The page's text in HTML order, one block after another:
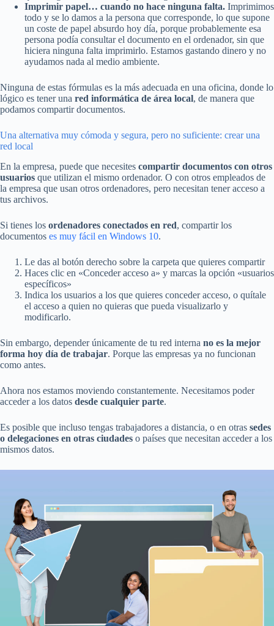
Imprimir papel… cuando no hace ninguna falta. Imprimimos
todo y se lo damos a la persona que corresponde, lo que supone
un coste de papel absurdo hoy día, porque probablemente esa
persona podía consultar el documento en el ordenador, sin que
hiciera ninguna falta imprimirlo. Estamos gastando dinero y no
ayudamos nada al medio ambiente.
Ninguna de estas fórmulas es la más adecuada en una oficina, donde lo
lógico es tener una red informática de área local, de manera que
podamos compartir documentos.
Una alternativa muy cómoda y segura, pero no suficiente: crear una
red local
En la empresa, puede que necesites compartir documentos con otros
usuarios que utilizan el mismo ordenador. O con otros empleados de
la empresa que usan otros ordenadores, pero necesitan tener acceso a
tus archivos.
Si tienes los ordenadores conectados en red, compartir los
documentos es muy fácil en Windows 10.
Le das al botón derecho sobre la carpeta que quieres compartir
Haces clic en «Conceder acceso a» y marcas la opción «usuarios
específicos»
Indica los usuarios a los que quieres conceder acceso, o quítale
el acceso a quien no quieras que pueda visualizarlo y
modificarlo.
Sin embargo, depender únicamente de tu red interna no es la mejor
forma hoy día de trabajar. Porque las empresas ya no funcionan
como antes.
Ahora nos estamos moviendo constantemente. Necesitamos poder
acceder a los datos desde cualquier parte.
Es posible que incluso tengas trabajadores a distancia, o en otras sedes
o delegaciones en otras ciudades o países que necesitan acceder a los
mismos datos.